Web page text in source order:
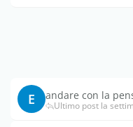
E andare con la
Ultimo post la